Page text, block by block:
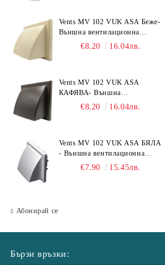
Vents MV 102 VUK ASA Беже-
Външна вентилационна
решетка с гравитачна клапа Ø
€8.20 16.04лв.
Vents MV 102 VUK ASA
КАФЯВА- Външна
вентилационна решетка с
€8.20 16.04лв.
Vents MV 102 VUK ASA БЯЛА
- Външна вентилационна
решетка с гравитачна клапа Ø
€7.90 15.45лв.
Абонирай се
Бързи връзки: